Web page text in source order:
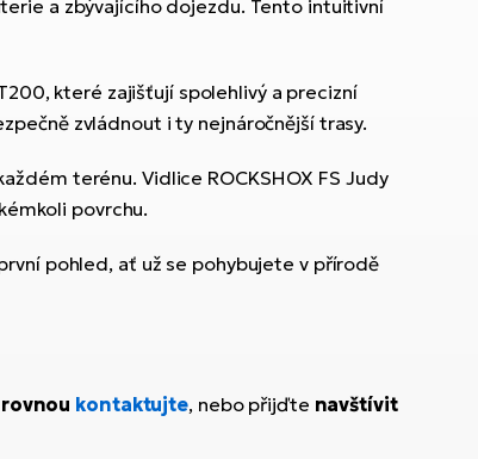
a zbývajícího dojezdu. Tento intuitivní
které zajišťují spolehlivý a precizní
zvládnout i ty nejnáročnější trasy.
terénu. Vidlice ROCKSHOX FS Judy
povrchu.
pohled, ať už se pohybujete v přírodě
kontaktujte, nebo přijďte navštívit